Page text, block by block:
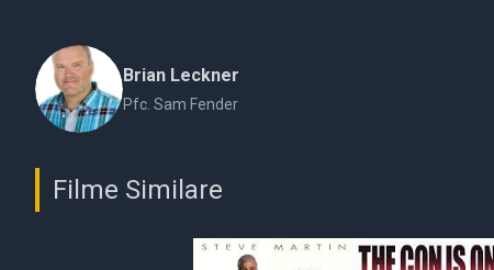
Brian Leckner
Pfc. Sam Fender
Filme Similare